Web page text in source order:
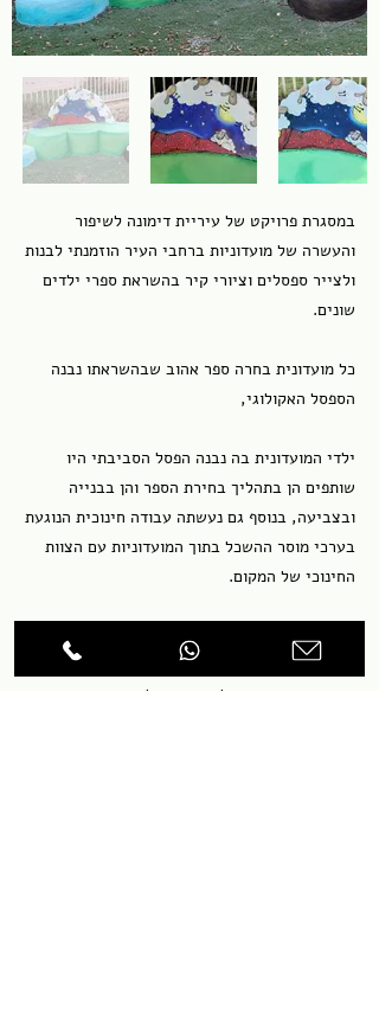
במסגרת פרויקט של עיריית דימונה לשיפור
והעשרה של מועדוניות ברחבי העיר הוזמנתי לבנות
ולצייר ספסלים וציורי קיר בהשראת ספרי ילדים
שונים.
כל מועדונית בחרה ספר אהוב שבהשראתו נבנה
הספסל האקולוגי,
ילדי המועדונית בה נבנה הפסל הסביבתי היו
שותפים הן בתהליך בחירת הספר והן בבנייה
ובצביעה, בנוסף גם נעשתה עבודה חינוכית הנוגעת
בערכי מוסר ההשכל בתוך המועדוניות עם הצוות
החינוכי של המקום.
הספרים שנבחרו הם העץ הנדיב, הכבש השישה
עשר, הנסיך הקטן, דירה להשכיר, הדייג ודג הזהב
וכשיוצאים מגיעים למקומות נפלאים.